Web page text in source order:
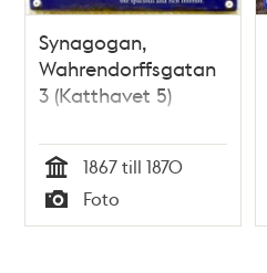
Synagogan,
Wahrendorffsgatan
3 (Katthavet 5)
Tid
1867 till 1870
Typ
Foto